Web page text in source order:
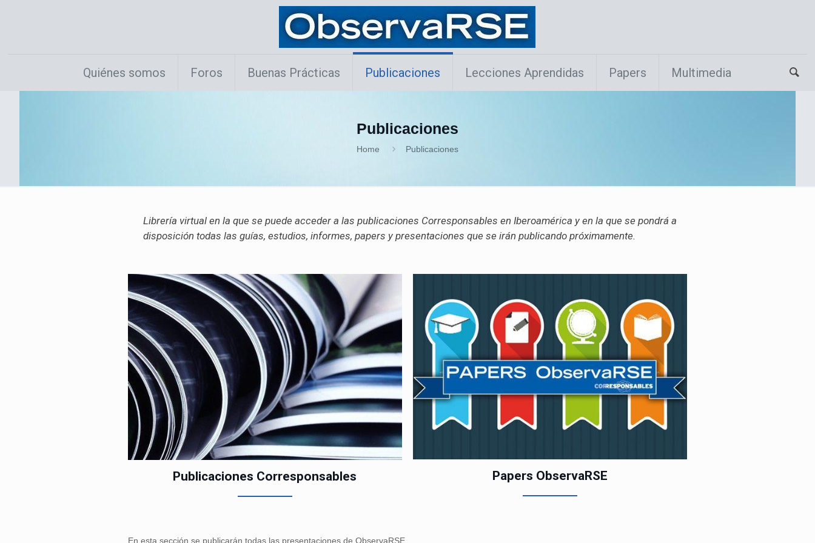
Quiénes somos Foros Buenas Prácticas Publicaciones Lecciones Aprendidas Papers Multimedia
Publicaciones
Home Publicaciones
Librería virtual en la que se puede acceder a las publicaciones Corresponsables en Iberoamérica y en la que se pondrá a
disposición todas las guías, estudios, informes, papers y presentaciones que se irán publicando próximamente.
Publicaciones Corresponsables Papers ObservaRSE
En esta sección se publicarán todas las presentaciones de ObservaRSE